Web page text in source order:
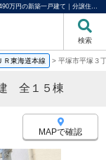
平塚市平塚３丁目 新築戸建 全１５棟 神奈川県平塚市平塚3丁目｜4,490万円の新築一戸建て｜分譲住宅や新築物件｜ME不動産神奈川
検索
ＪＲ東海道本線 > 平塚市平塚
全１５棟
MAPで確認